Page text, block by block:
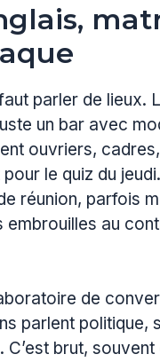
parler de lieux.
un bar avec
ouvriers,
le quiz du
réunion, parfois
au
de
parlent
brut,